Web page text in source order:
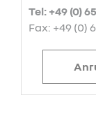
Tel: +49 (0)
Fax: +49 (0)